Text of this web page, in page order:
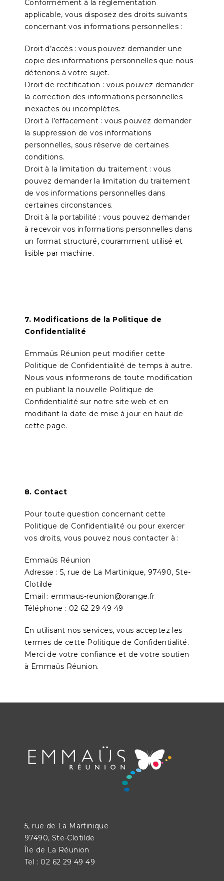
Conformément à la réglementation
applicable, vous disposez des droits suivants
concernant vos informations personnelles :
Droit d’accès : vous pouvez demander une
copie des informations personnelles que nous
détenons à votre sujet.
Droit de rectification : vous pouvez demander
la correction des informations personnelles
inexactes ou incomplètes.
Droit à l’effacement : vous pouvez demander
la suppression de vos informations
personnelles, sous réserve de certaines
conditions.
Droit à la limitation du traitement : vous
pouvez demander la limitation du traitement
de vos informations personnelles dans
certaines circonstances.
Droit à la portabilité : vous pouvez demander
à recevoir vos informations personnelles dans
un format structuré, couramment utilisé et
lisible par machine.
7. Modifications de la Politique de
Confidentialité
Emmaüs Réunion peut modifier cette
Politique de Confidentialité de temps à autre.
Nous vous informerons de toute modification
en publiant la nouvelle Politique de
Confidentialité sur notre site web et en
modifiant la date de mise à jour en haut de
cette page.
8. Contact
Pour toute question concernant cette
Politique de Confidentialité ou pour exercer
vos droits, vous pouvez nous contacter à :
Emmaüs Réunion
Adresse : 5, rue de La Martinique, 97490, Ste-
Clotilde
Email : emmaus-reunion@orange.fr
Téléphone : 02 62 29 49 49
En utilisant nos services, vous acceptez les
termes de cette Politique de Confidentialité.
Merci de votre confiance et de votre soutien
à Emmaüs Réunion.
5, rue de La Martinique
97490, Ste-Clotilde
Île de La Réunion
Tel : 02 62 29 49 49